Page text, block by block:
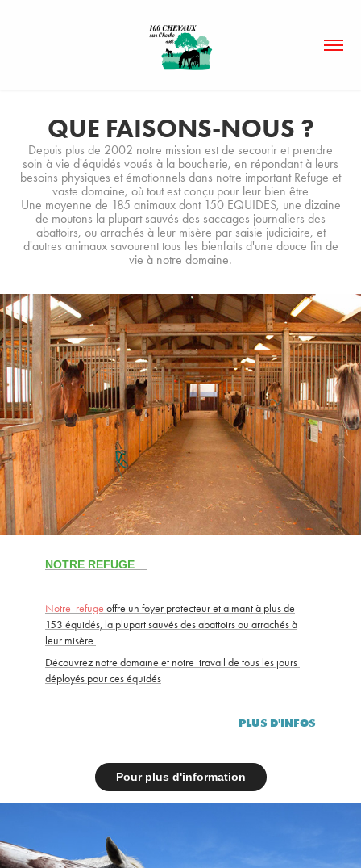
QUE FAISONS-NOUS ?
Depuis plus de 2002 notre mission est de secourir et prendre
soin à vie d'équidés voués à la boucherie, en répondant à leurs
besoins physiques et émotionnels dans notre important Refuge et
vaste domaine, où tout est conçu pour leur bien être
Une moyenne de 185 animaux dont 150 EQUIDES, une dizaine
de moutons la plupart sauvés des saccages journaliers des
abattoirs, ou arrachés à leur misère par saisie judiciaire, et
d'autres animaux savourent tous les bienfaits d'une douce fin de
vie à notre domaine.
NOTRE REFUGE
Notre refuge offre un foyer protecteur et aimant à plus de
153 équidés, la plupart sauvés des abattoirs ou arrachés à
leur misère.
Découvrez notre domaine et notre travail de tous les jours
déployés pour ces équidés
PLUS D'INFOS
Pour plus d'information